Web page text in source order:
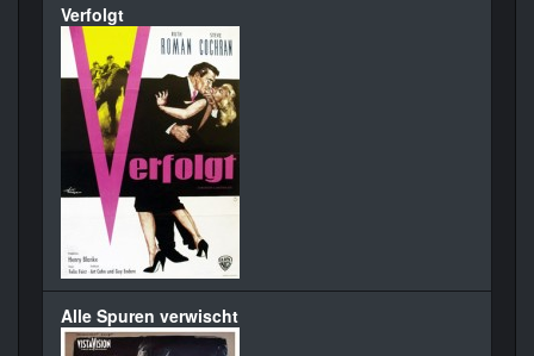
Verfolgt
Alle Spuren verwischt